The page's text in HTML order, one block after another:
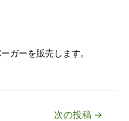
ガーを販売します。
次の投稿 →